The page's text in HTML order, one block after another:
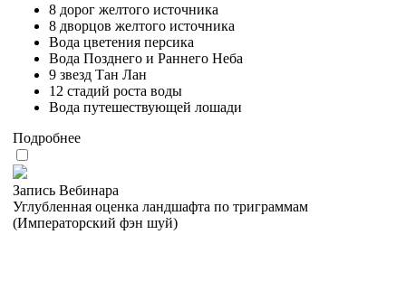
8 дорог желтого источника
8 дворцов желтого источника
Вода цветения персика
Вода Позднего и Раннего Неба
9 звезд Тан Лан
12 стадий роста воды
Вода путешествующей лошади
Подробнее
Запись Вебинара
Углубленная оценка ландшафта по триграммам
(Императорский фэн шуй)